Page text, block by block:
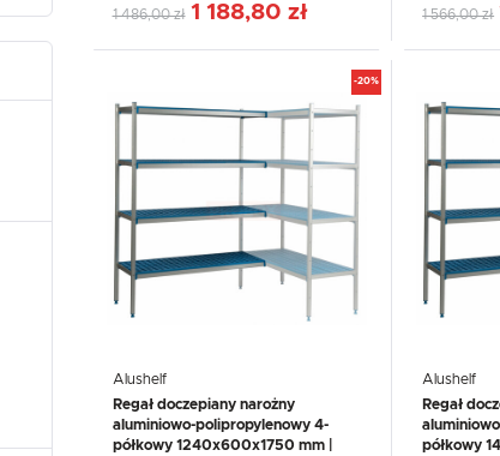
1 486,00 zł 1 188,80 zł 1 566,00 zł
-20%
Alushelf
Regał doczepiany narożny
aluminiowo-polipropylenowy 4-
półkowy 1240x600x1750 mm |
Alushelf
Regał
półkowy